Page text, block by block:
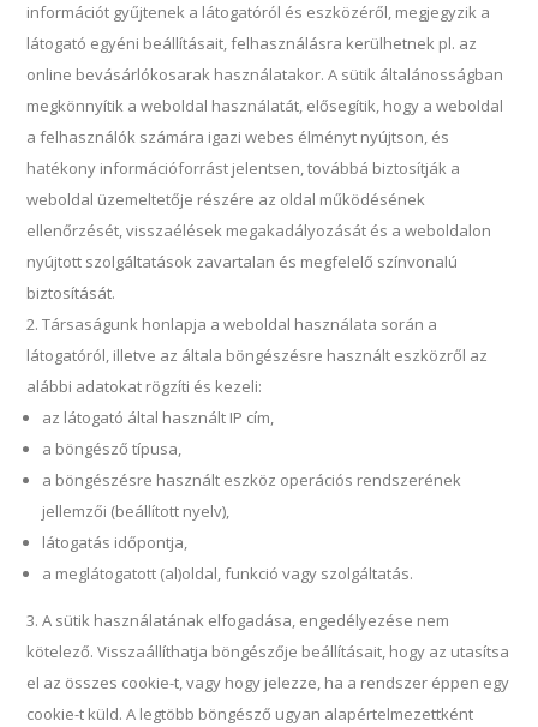
információt gyűjtenek a látogatóról és eszközéről, megjegyzik a
látogató egyéni beállításait, felhasználásra kerülhetnek pl. az
online bevásárlókosarak használatakor. A sütik általánosságban
megkönnyítik a weboldal használatát, elősegítik, hogy a weboldal
a felhasználók számára igazi webes élményt nyújtson, és
hatékony információforrást jelentsen, továbbá biztosítják a
weboldal üzemeltetője részére az oldal működésének
ellenőrzését, visszaélések megakadályozását és a weboldalon
nyújtott szolgáltatások zavartalan és megfelelő színvonalú
biztosítását.
Társaságunk honlapja a weboldal használata során a
látogatóról, illetve az általa böngészésre használt eszközről az
alábbi adatokat rögzíti és kezeli:
az látogató által használt IP cím,
a böngésző típusa,
a böngészésre használt eszköz operációs rendszerének
jellemzői (beállított nyelv),
látogatás időpontja,
a meglátogatott (al)oldal, funkció vagy szolgáltatás.
A sütik használatának elfogadása, engedélyezése nem
kötelező. Visszaállíthatja böngészője beállításait, hogy az utasítsa
el az összes cookie-t, vagy hogy jelezze, ha a rendszer éppen egy
cookie-t küld. A legtöbb böngésző ugyan alapértelmezettként